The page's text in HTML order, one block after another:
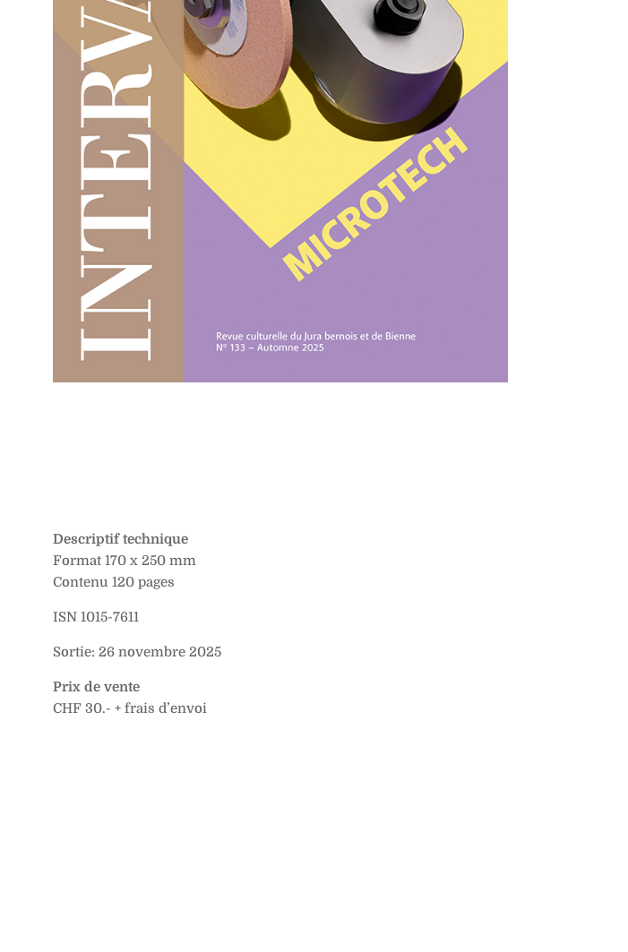
Descriptif technique
Format 170 x 250 mm
Contenu 120 pages
ISN 1015-7611
Sortie: 26 novembre 2025
Prix de vente
CHF 30.- + frais d’envoi